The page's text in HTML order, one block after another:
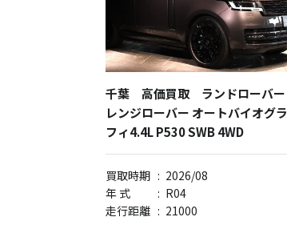
千葉 高価買取 ランドローバー
レンジローバー オートバイオグラ
フィ4.4L P530 SWB 4WD
買取時期 : 2026/08
年 式
: R04
走行距離 : 21000